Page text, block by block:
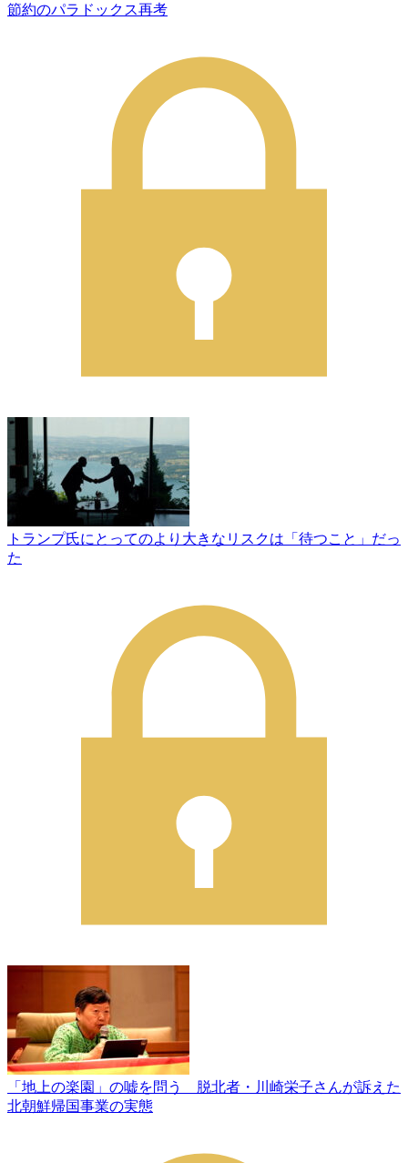
節約のパラドックス再考
トランプ氏にとってのより大きなリスクは「待つこと」だっ
た
「地上の楽園」の嘘を問う 脱北者・川崎栄子さんが訴えた
北朝鮮帰国事業の実態